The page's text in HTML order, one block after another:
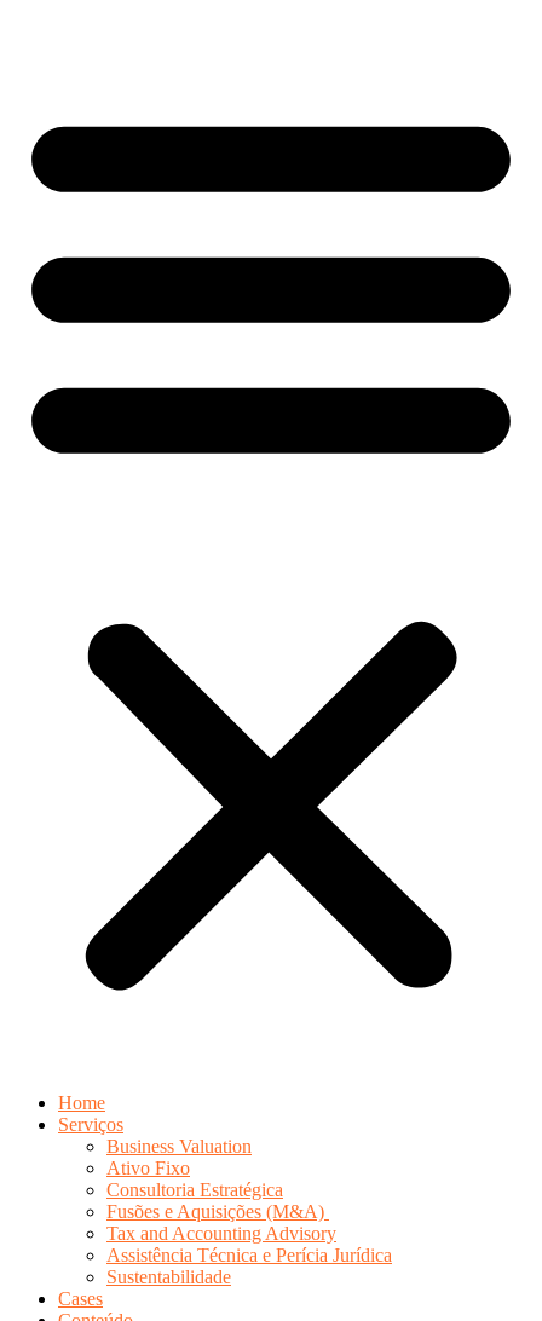
Home
Serviços
Business Valuation
Ativo Fixo
Consultoria Estratégica
Fusões e Aquisições (M&A)
Tax and Accounting Advisory
Assistência Técnica e Perícia Jurídica
Sustentabilidade
Cases